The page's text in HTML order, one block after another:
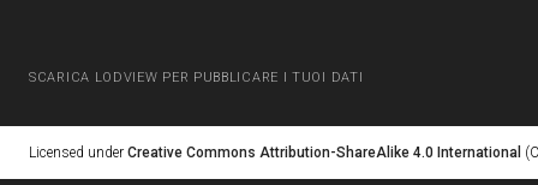
SCARICA LODVIEW PER PUBBLICARE I TUOI DATI
Licensed under Creative Commons Attribution-ShareAlike 4.0 International